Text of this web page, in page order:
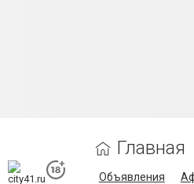
Главная
Объявления